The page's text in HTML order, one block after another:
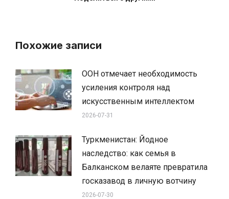
Похожие записи
ООН отмечает необходимость
усиления контроля над
искусственным интеллектом
2026-07-31
Туркменистан: Йодное
наследство: как семья в
Балканском велаяте превратила
госказавод в личную вотчину
2026-07-30